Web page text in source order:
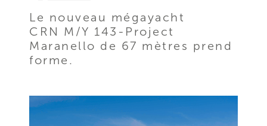
Le nouveau mégayacht
CRN M/Y 143-Project
Maranello de 67 mètres prend
forme.